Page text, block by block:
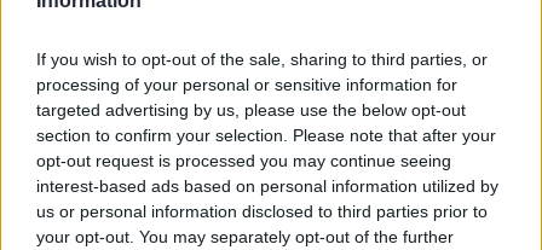
If you wish to opt-out of the sale, sharing to third parties, or
processing of your personal or sensitive information for
targeted advertising by us, please use the below opt-out
section to confirm your selection. Please note that after your
opt-out request is processed you may continue seeing
interest-based ads based on personal information utilized by
us or personal information disclosed to third parties prior to
your opt-out. You may separately opt-out of the further